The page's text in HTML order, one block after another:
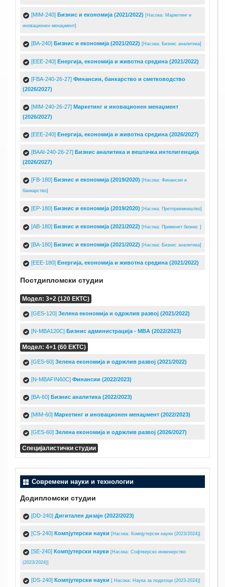
[MIM-240] Бизнис и економија (2021/2022) [Насока: Маркетинг и
иновационен менаџмент]
[BA-240] Бизнис и економија (2021/2022) [Насока: Бизнис аналитика]
[EEE-240] Енергија, економија и животна средина (2021/2022)
[FBA-240-26-27] Финансии, банкарство и сметководство
(2026/2027)
[MIM-240-26-27] Маркетинг и иновационен менаџмент
(2026/2027)
[EEE-240] Енергија, економија и животна средина (2026/2027)
[BAAI-240-26-27] Бизнис аналитика и вештачка интелигенција
(2026/2027)
[FB-180] Бизнис и економија (2019/2020) [Насока: Финансии и
банкарство]
[EP-180] Бизнис и економија (2019/2020) [Насока: Претприемништво]
[AB-180] Бизнис и економија (2021/2022) [Насока: Применет бизнис ]
[BA-180] Бизнис и економија (2021/2022) [Насока: Бизнис аналитика]
[EEE-180] Енергија, економија и животна средина (2021/2022)
Постдипломски студии
Модел: 3+2 (120 ЕКТС)
[GES-120] Зелена економија и одржлив развој (2021/2022)
[N-MBA120C] Бизнис администрација - MBA (2022/2023)
Модел: 4+1 (60 ЕКТС)
[GES-60] Зелена економија и одржлив развој (2021/2022)
[N-MBAFIN60C] Финансии (2022/2023)
[BA-60] Бизнис аналитика (2022/2023)
[MIM-60] Mаркетинг и иновационен менаџмент (2022/2023)
[GES-60] Зелена економија и одржлив развој (2026/2027)
Специјалистички студии
Современи науки и технологии
Додипломски студии
[DD-240] Дигитален дизајн (2022/2023)
[CS-240] Компјутерски науки [Насока: Компјутерски науки (2023/2024)]
[SE-240] Компјутерски науки [Насока: Софтверско инженерство
(2023/2024)]
[DS-240] Компјутерски науки [ Насока: Наука за податоци (2023-2024)]